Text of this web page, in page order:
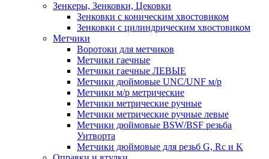
Зенкеры, Зенковки, Цековки
Зенковки с коническим хвостовиком
Зенковки с цилиндрическим хвостовиком
Метчики
Воротоки для метчиков
Метчики гаечные
Метчики гаечные ЛЕВЫЕ
Метчики дюймовые UNC/UNF м/р
Метчики м/р метрические
Метчики метрические ручные
Метчики метрические ручные левые
Метчики дюймовые BSW/BSF резьба
Уитворта
Метчики дюймовые для резьб G, Rc и K